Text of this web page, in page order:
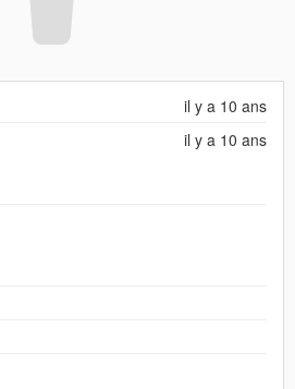
il y a 10 ans
il y a 10 ans